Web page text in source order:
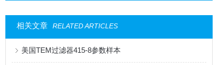
相关文章 RELATED ARTICLES
美国TEM过滤器415-8参数样本